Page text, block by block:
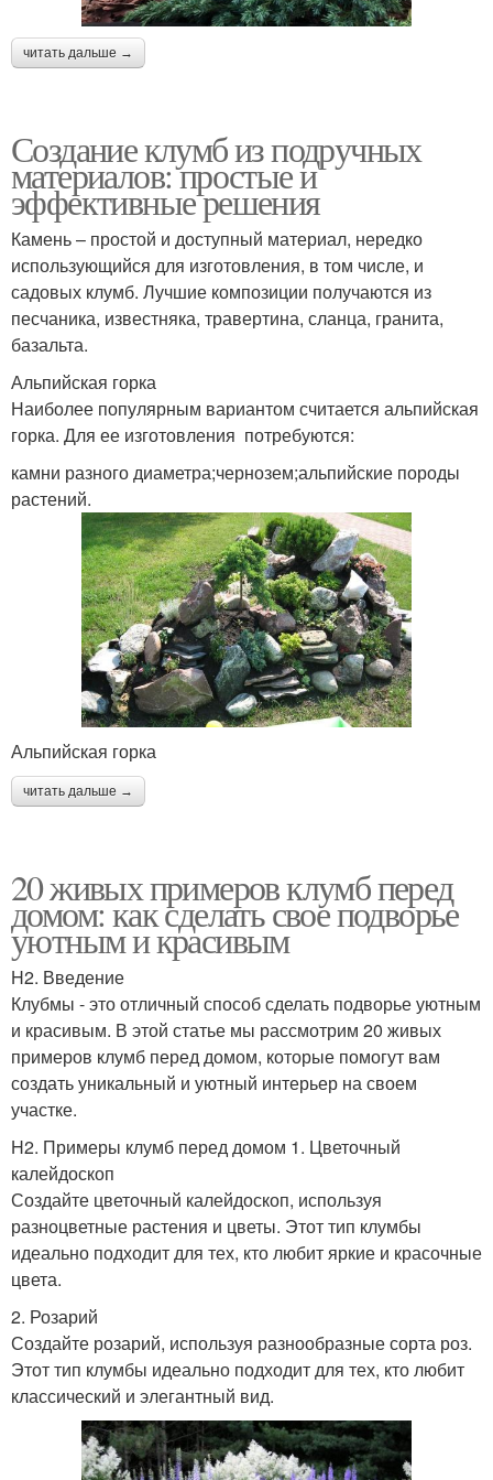
читать дальше →
Создание клумб из подручных
материалов: простые и
эффективные решения
Камень – простой и доступный материал, нередко
использующийся для изготовления, в том числе, и
садовых клумб. Лучшие композиции получаются из
песчаника, известняка, травертина, сланца, гранита,
базальта.
Альпийская горка
Наиболее популярным вариантом считается альпийская
горка. Для ее изготовления потребуются:
камни разного диаметра;чернозем;альпийские породы
растений.
Альпийская горка
читать дальше →
20 живых примеров клумб перед
домом: как сделать свое подворье
уютным и красивым
H2. Введение
Клубмы - это отличный способ сделать подворье уютным
и красивым. В этой статье мы рассмотрим 20 живых
примеров клумб перед домом, которые помогут вам
создать уникальный и уютный интерьер на своем
участке.
H2. Примеры клумб перед домом 1. Цветочный
калейдоскоп
Создайте цветочный калейдоскоп, используя
разноцветные растения и цветы. Этот тип клумбы
идеально подходит для тех, кто любит яркие и красочные
цвета.
2. Розарий
Создайте розарий, используя разнообразные сорта роз.
Этот тип клумбы идеально подходит для тех, кто любит
классический и элегантный вид.